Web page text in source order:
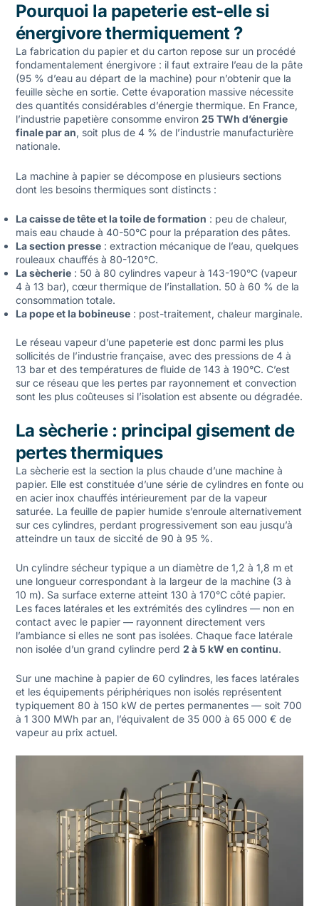
Pourquoi la papeterie est-elle si
énergivore thermiquement ?
La fabrication du papier et du carton repose sur un procédé
fondamentalement énergivore : il faut extraire l’eau de la pâte
(95 % d’eau au départ de la machine) pour n’obtenir que la
feuille sèche en sortie. Cette évaporation massive nécessite
des quantités considérables d’énergie thermique. En France,
l’industrie papetière consomme environ 25 TWh d’énergie
finale par an, soit plus de 4 % de l’industrie manufacturière
nationale.
La machine à papier se décompose en plusieurs sections
dont les besoins thermiques sont distincts :
La caisse de tête et la toile de formation : peu de chaleur,
mais eau chaude à 40-50°C pour la préparation des pâtes.
La section presse: extraction mécanique de l’eau, quelques
rouleaux chauffés à 80-120°C.
La sècherie: 50 à 80 cylindres vapeur à 143-190°C (vapeur
4 à 13 bar), cœur thermique de l’installation. 50 à 60 % de la
consommation totale.
La pope et la bobineuse: post-traitement, chaleur marginale.
Le réseau vapeur d’une papeterie est donc parmi les plus
sollicités de l’industrie française, avec des pressions de 4 à
13 bar et des températures de fluide de 143 à 190°C. C’est
sur ce réseau que les pertes par rayonnement et convection
sont les plus coûteuses si l’isolation est absente ou dégradée.
La sècherie : principal gisement de
pertes thermiques
La sècherie est la section la plus chaude d’une machine à
papier. Elle est constituée d’une série de cylindres en fonte ou
en acier inox chauffés intérieurement par de la vapeur
saturée. La feuille de papier humide s’enroule alternativement
sur ces cylindres, perdant progressivement son eau jusqu’à
atteindre un taux de siccité de 90 à 95 %.
Un cylindre sécheur typique a un diamètre de 1,2 à 1,8 m et
une longueur correspondant à la largeur de la machine (3 à
10 m). Sa surface externe atteint 130 à 170°C côté papier.
Les faces latérales et les extrémités des cylindres — non en
contact avec le papier — rayonnent directement vers
l’ambiance si elles ne sont pas isolées. Chaque face latérale
non isolée d’un grand cylindre perd 2 à 5 kW en continu.
Sur une machine à papier de 60 cylindres, les faces latérales
et les équipements périphériques non isolés représentent
typiquement 80 à 150 kW de pertes permanentes — soit 700
à 1 300 MWh par an, l’équivalent de 35 000 à 65 000 € de
vapeur au prix actuel.